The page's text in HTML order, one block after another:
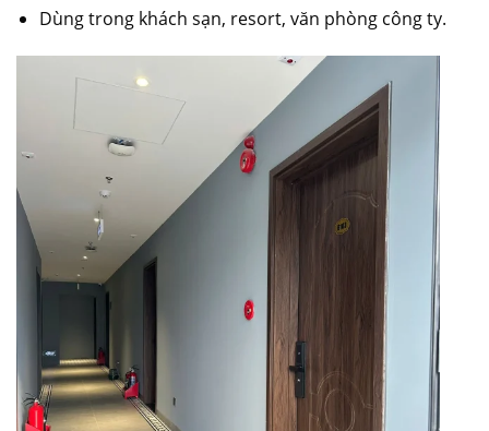
Dùng trong khách sạn, resort, văn phòng công ty.